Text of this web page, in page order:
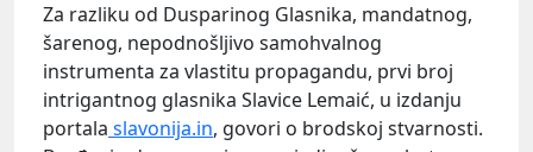
Za razliku od Dusparinog Glasnika, mandatnog,
šarenog, nepodnošljivo samohvalnog
instrumenta za vlastitu propagandu, prvi broj
intrigantnog glasnika Slavice Lemaić, u izdanju
portala slavonija.in, govori o brodskoj stvarnosti.